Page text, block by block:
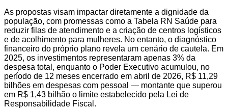
As propostas visam impactar diretamente a dignidade da
população, com promessas como a Tabela RN Saúde para
reduzir filas de atendimento e a criação de centros logísticos
e de acolhimento para mulheres. No entanto, o diagnóstico
financeiro do próprio plano revela um cenário de cautela. Em
2025, os investimentos representaram apenas 3% da
despesa total, enquanto o Poder Executivo acumulou, no
período de 12 meses encerrado em abril de 2026, R$ 11,29
bilhões em despesas com pessoal — montante que superou
em R$ 1,43 bilhão o limite estabelecido pela Lei de
Responsabilidade Fiscal.